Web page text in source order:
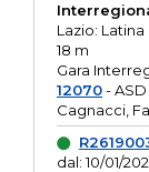
Lazio: Latina
18 m
Gara
12070-
Cagnacci,
dal: 10/01/